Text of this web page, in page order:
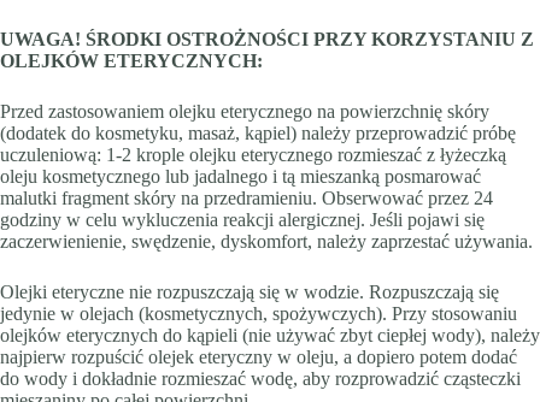
UWAGA! ŚRODKI OSTROŻNOŚCI PRZY KORZYSTANIU Z
OLEJKÓW ETERYCZNYCH:
Przed zastosowaniem olejku eterycznego na powierzchnię skóry
(dodatek do kosmetyku, masaż, kąpiel) należy przeprowadzić próbę
uczuleniową: 1-2 krople olejku eterycznego rozmieszać z łyżeczką
oleju kosmetycznego lub jadalnego i tą mieszanką posmarować
malutki fragment skóry na przedramieniu. Obserwować przez 24
godziny w celu wykluczenia reakcji alergicznej. Jeśli pojawi się
zaczerwienienie, swędzenie, dyskomfort, należy zaprzestać używania.
Olejki eteryczne nie rozpuszczają się w wodzie. Rozpuszczają się
jedynie w olejach (kosmetycznych, spożywczych). Przy stosowaniu
olejków eterycznych do kąpieli (nie używać zbyt ciepłej wody), należy
najpierw rozpuścić olejek eteryczny w oleju, a dopiero potem dodać
do wody i dokładnie rozmieszać wodę, aby rozprowadzić cząsteczki